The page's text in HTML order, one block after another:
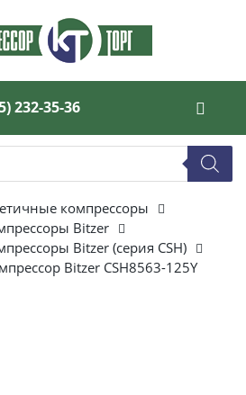
232-35-36
компрессоры
Bitzer
Bitzer (серия CSH)
Bitzer CSH8563-125Y